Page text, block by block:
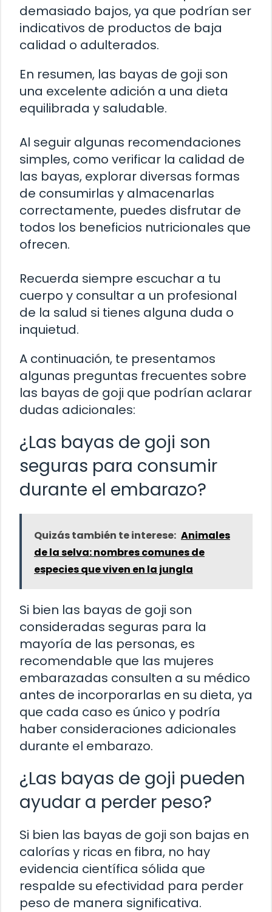
demasiado bajos, ya que podrían ser
indicativos de productos de baja
calidad o adulterados.
En resumen, las bayas de goji son
una excelente adición a una dieta
equilibrada y saludable.
Al seguir algunas recomendaciones
simples, como verificar la calidad de
las bayas, explorar diversas formas
de consumirlas y almacenarlas
correctamente, puedes disfrutar de
todos los beneficios nutricionales que
ofrecen.
Recuerda siempre escuchar a tu
cuerpo y consultar a un profesional
de la salud si tienes alguna duda o
inquietud.
A continuación, te presentamos
algunas preguntas frecuentes sobre
las bayas de goji que podrían aclarar
dudas adicionales:
¿Las bayas de goji son
seguras para consumir
durante el embarazo?
Quizás también te interese: Animales
de la selva: nombres comunes de
especies que viven en la jungla
Si bien las bayas de goji son
consideradas seguras para la
mayoría de las personas, es
recomendable que las mujeres
embarazadas consulten a su médico
antes de incorporarlas en su dieta, ya
que cada caso es único y podría
haber consideraciones adicionales
durante el embarazo.
¿Las bayas de goji pueden
ayudar a perder peso?
Si bien las bayas de goji son bajas en
calorías y ricas en fibra, no hay
evidencia científica sólida que
respalde su efectividad para perder
peso de manera significativa.